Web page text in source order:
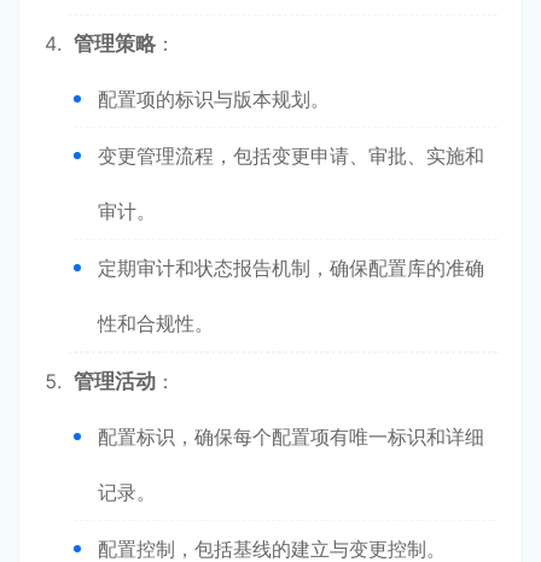
管理策略 ：
配置项的标识与版本规划。
变更管理流程，包括变更申请、审批、实施和
审计。
定期审计和状态报告机制，确保配置库的准确
性和合规性。
管理活动 ：
配置标识，确保每个配置项有唯一标识和详细
记录。
配置控制，包括基线的建立与变更控制。